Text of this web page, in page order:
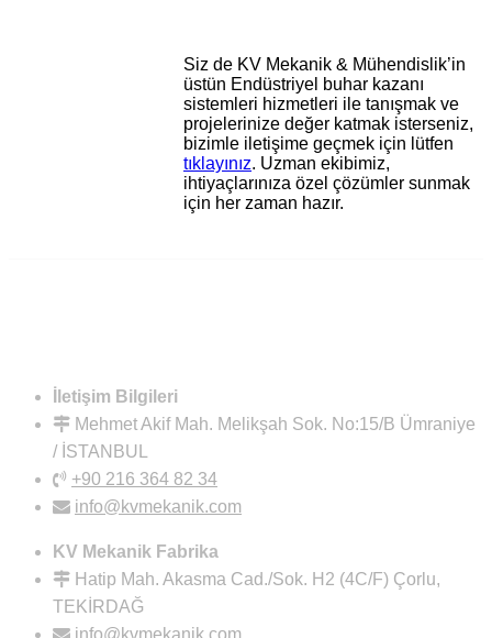
Siz de KV Mekanik & Mühendislik’in
üstün Endüstriyel buhar kazanı
sistemleri hizmetleri ile tanışmak ve
projelerinize değer katmak isterseniz,
bizimle iletişime geçmek için lütfen
tıklayınız. Uzman ekibimiz,
ihtiyaçlarınıza özel çözümler sunmak
için her zaman hazır.
İletişim Bilgileri
Mehmet Akif Mah. Melikşah Sok. No:15/B Ümraniye
/ İSTANBUL
+90 216 364 82 34
info@kvmekanik.com
KV Mekanik Fabrika
Hatip Mah. Akasma Cad./Sok. H2 (4C/F) Çorlu,
TEKİRDAĞ
info@kvmekanik.com